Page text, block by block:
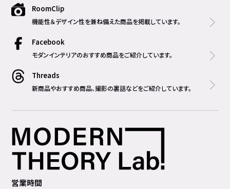
RoomClip
機能性＆デザイン性を兼ね備えた商品を掲載しています。
Facebook
モダンインテリアのおすすめ商品をご紹介しています。
Threads
新商品やおすすめ商品、撮影の裏話などをご紹介しています。
営業時間